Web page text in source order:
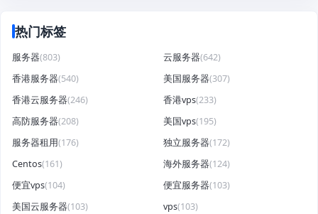
热门标签
服务器(803) 云服务器(642)
香港服务器(540) 美国服务器(307)
香港云服务器(246) 香港vps(233)
高防服务器(208) 美国vps(195)
服务器租用(176) 独立服务器(172)
Centos(161) 海外服务器(124)
便宜vps(104) 便宜服务器(103)
美国云服务器(103) vps(103)